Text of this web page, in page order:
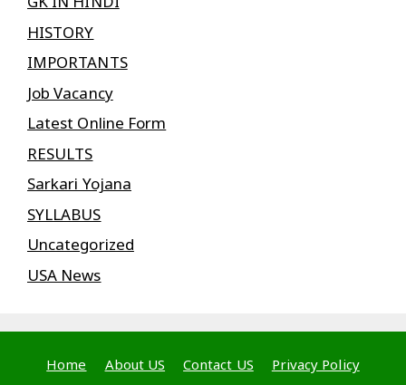
HISTORY
IMPORTANTS
Job Vacancy
Latest Online Form
RESULTS
Sarkari Yojana
SYLLABUS
Uncategorized
USA News
Home About US Contact US
Privacy Policy